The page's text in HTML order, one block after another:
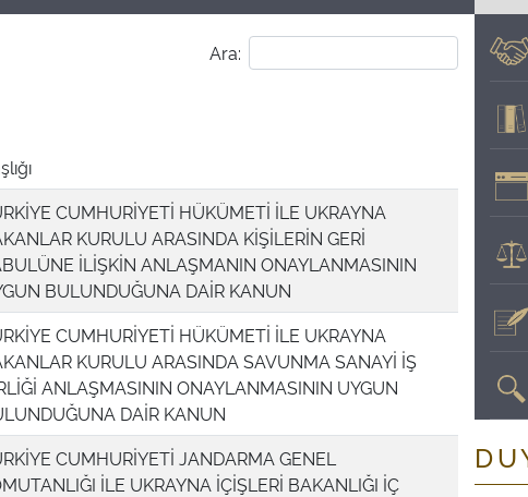
Ara:
CUMHURİYETİ HÜKÜMETİ İLE UKRAYNA
KURULU ARASINDA KİŞİLERİN GERİ
İLİŞKİN ANLAŞMANIN ONAYLANMASININ
BULUNDUĞUNA DAİR KANUN
CUMHURİYETİ HÜKÜMETİ İLE UKRAYNA
KURULU ARASINDA SAVUNMA SANAYİ İŞ
ANLAŞMASININ ONAYLANMASININ UYGUN
DAİR KANUN
CUMHURİYETİ JANDARMA GENEL
İLE UKRAYNA İÇİŞLERİ BAKANLIĞI İÇ